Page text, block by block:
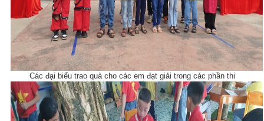
Các đại biểu trao quà cho các em đạt giải trong các phần thi